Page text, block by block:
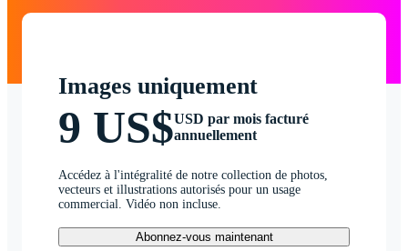
Images uniquement
9 US$USD par mois facturé
annuellement
Accédez à l'intégralité de notre collection de photos,
vecteurs et illustrations autorisés pour un usage
commercial. Vidéo non incluse.
Abonnez-vous maintenant